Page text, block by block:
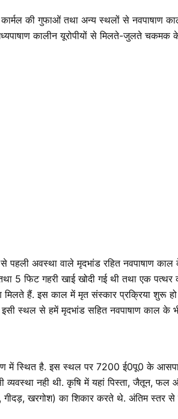
कार्मल की गुफाओं तथा अन्य स्थलों से नवपाषाण
कालीन यूरोपीयों से मिलते-जुलते
से पहली अवस्था वाले मृदभांड रहित
5 फिट गहरी खाई खोदी गई थी तथा एक
हैं. इस काल में मृत संस्कार प्रक्रिया शुरू हो
इसी स्थल से हमें मृदभांड सहित नवपाषाण काल के
में स्थित है. इस स्थल पर 7200 ई0पू0 के
नही थी. कृषि में यहां पिस्ता, जैतून,
गीदड़, खरगोश) का शिकार करते थे. अंतिम स्तर